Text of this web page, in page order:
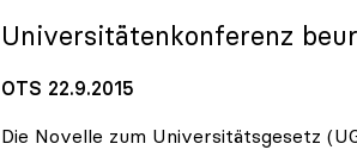
Universitätenkonferenz
OTS 22.9.2015
Die Novelle zum Universitätsgesetz